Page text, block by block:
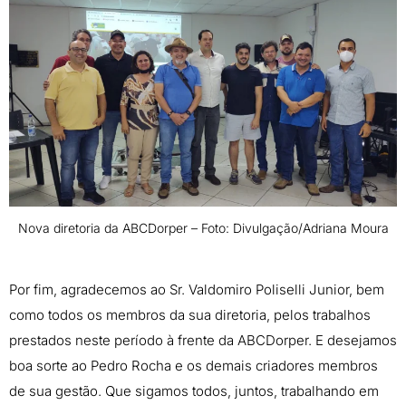
Nova diretoria da ABCDorper – Foto: Divulgação/Adriana Moura
Por fim, agradecemos ao Sr. Valdomiro Poliselli Junior, bem
como todos os membros da sua diretoria, pelos trabalhos
prestados neste período à frente da ABCDorper. E desejamos
boa sorte ao Pedro Rocha e os demais criadores membros
de sua gestão. Que sigamos todos, juntos, trabalhando em